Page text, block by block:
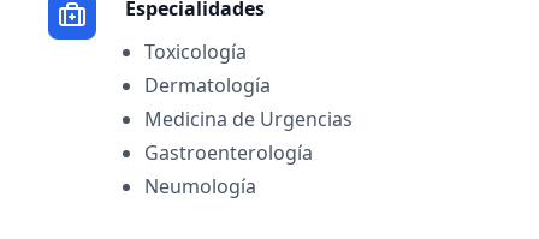
Especialidades
Toxicología
Dermatología
Medicina de Urgencias
Gastroenterología
Neumología